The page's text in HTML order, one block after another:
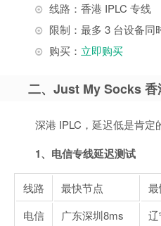
线路：香港 IPLC 专线
限制：最多 3 台设备同
购买： 立即购买
二、Just My Socks 香
深港 IPLC，延迟低是肯定
1、电信专线延迟测试
线路 最快节点
电信
广东深圳8ms